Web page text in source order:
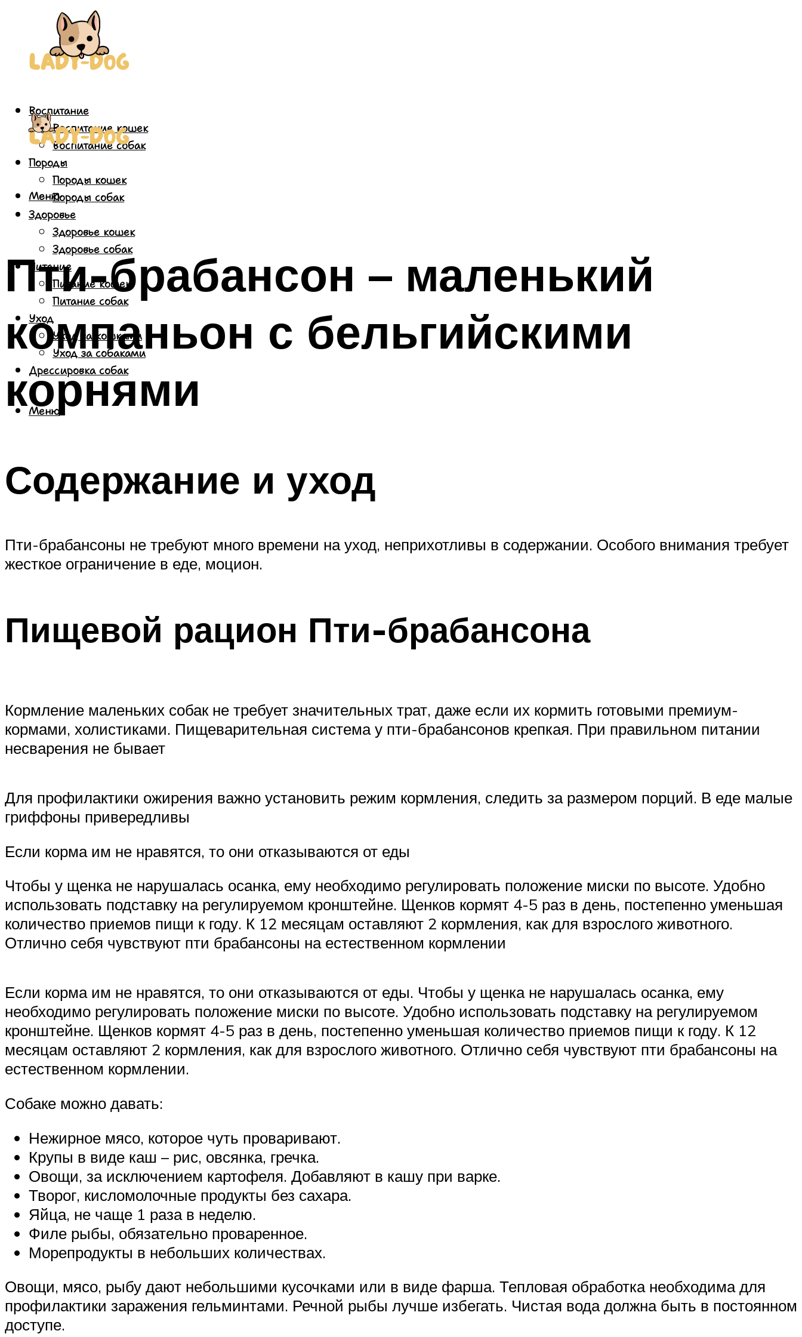
Воспитание
Воспитание кошек
Воспитание собак
Породы
Породы кошек
Породы собак
Здоровье
Здоровье кошек
Здоровье собак
Питание
Питание кошек
Питание собак
Уход
Уход за кошками
Уход за собаками
Дрессировка собак
Меню
Меню
Пти-брабансон – маленький
компаньон с бельгийскими
корнями
Содержание и уход
Пти-брабансоны не требуют много времени на уход, неприхотливы в содержании. Особого внимания требует
жесткое ограничение в еде, моцион.
Пищевой рацион Пти-брабансона
Кормление маленьких собак не требует значительных трат, даже если их кормить готовыми премиум-
кормами, холистиками. Пищеварительная система у пти-брабансонов крепкая. При правильном питании
несварения не бывает
Для профилактики ожирения важно установить режим кормления, следить за размером порций. В еде малые
гриффоны привередливы
Если корма им не нравятся, то они отказываются от еды
Чтобы у щенка не нарушалась осанка, ему необходимо регулировать положение миски по высоте. Удобно
использовать подставку на регулируемом кронштейне. Щенков кормят 4-5 раз в день, постепенно уменьшая
количество приемов пищи к году. К 12 месяцам оставляют 2 кормления, как для взрослого животного.
Отлично себя чувствуют пти брабансоны на естественном кормлении
Если корма им не нравятся, то они отказываются от еды. Чтобы у щенка не нарушалась осанка, ему
необходимо регулировать положение миски по высоте. Удобно использовать подставку на регулируемом
кронштейне. Щенков кормят 4-5 раз в день, постепенно уменьшая количество приемов пищи к году. К 12
месяцам оставляют 2 кормления, как для взрослого животного. Отлично себя чувствуют пти брабансоны на
естественном кормлении.
Собаке можно давать:
Нежирное мясо, которое чуть проваривают.
Крупы в виде каш – рис, овсянка, гречка.
Овощи, за исключением картофеля. Добавляют в кашу при варке.
Творог, кисломолочные продукты без сахара.
Яйца, не чаще 1 раза в неделю.
Филе рыбы, обязательно проваренное.
Морепродукты в небольших количествах.
Овощи, мясо, рыбу дают небольшими кусочками или в виде фарша. Тепловая обработка необходима для
профилактики заражения гельминтами. Речной рыбы лучше избегать. Чистая вода должна быть в постоянном
доступе.